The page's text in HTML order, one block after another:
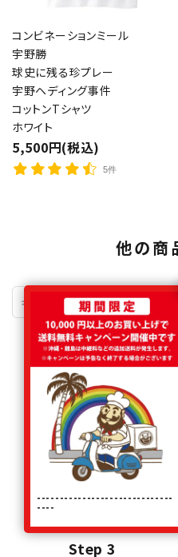
コンビネーションミール
宇野勝
球史に残る珍プレー
宇野ヘディング事件
コットンTシャツ
ホワイト
5,500円(税込)
5件
他の商
Step 1
商品をカートに入れる
add_shopping_cart
お気に入りの商品を
Step 3
------------------------------
----